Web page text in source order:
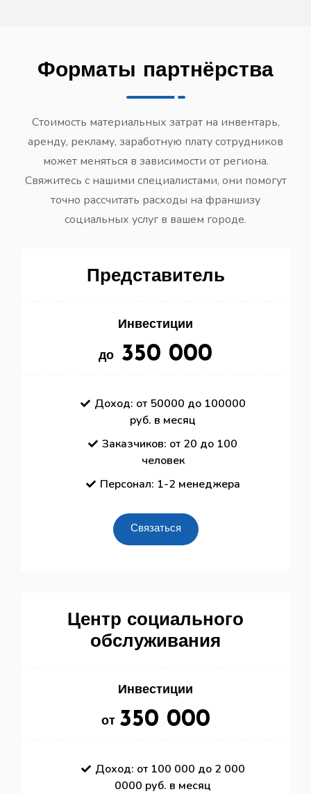
Форматы партнёрства
Стоимость материальных затрат на инвентарь,
аренду, рекламу, заработную плату сотрудников
может меняться в зависимости от региона.
Свяжитесь с нашими специалистами, они помогут
точно рассчитать расходы на франшизу
социальных услуг в вашем городе.
Представитель
Инвестиции
до 350 000
Доход: от 50000 до 100000
руб. в месяц
Заказчиков: от 20 до 100
человек
Персонал: 1-2 менеджера
Связаться
Центр социального
обслуживания
Инвестиции
от 350 000
Доход: от 100 000 до 2 000
0000 руб. в месяц